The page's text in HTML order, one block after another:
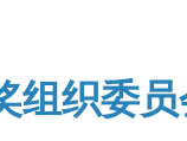
组织委